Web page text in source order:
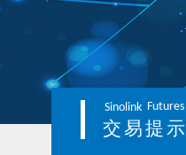
Sinolink Futures
交易提示